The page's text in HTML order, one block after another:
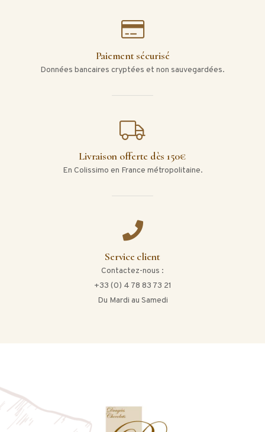
Paiement sécurisé
Données bancaires cryptées et non sauvegardées.
Livraison offerte dès 150€
En Colissimo en France métropolitaine.
Service client
Contactez-nous :
+33 (0) 4 78 83 73 21
Du Mardi au Samedi